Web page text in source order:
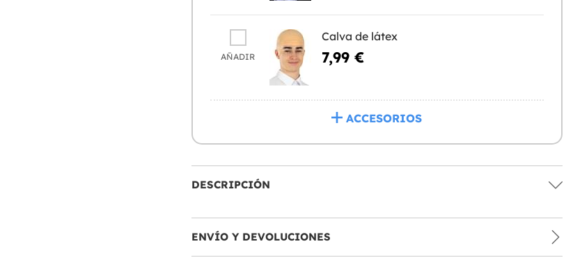
AÑADIR
Calva de látex
7,99 €
ACCESORIOS
DESCRIPCIÓN
ENVÍO Y DEVOLUCIONES